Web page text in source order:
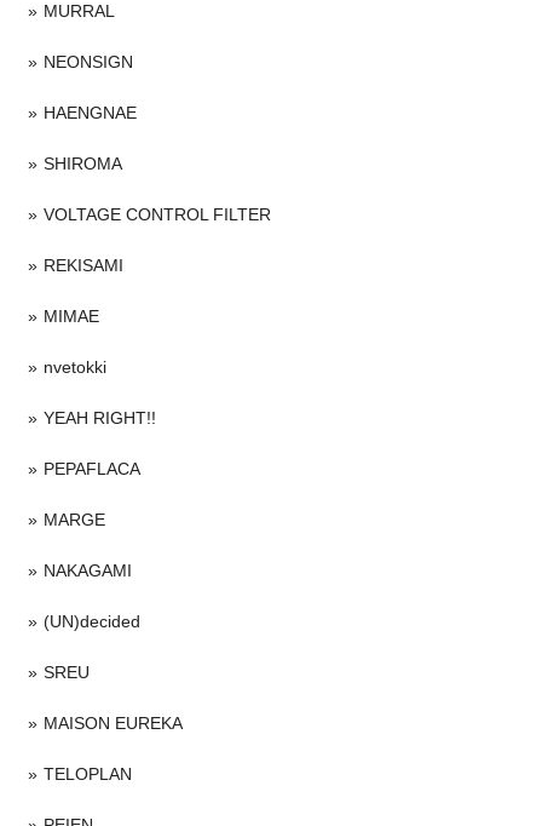
MURRAL
NEONSIGN
HAENGNAE
SHIROMA
VOLTAGE CONTROL FILTER
REKISAMI
MIMAE
nvetokki
YEAH RIGHT!!
PEPAFLACA
MARGE
NAKAGAMI
(UN)decided
SREU
MAISON EUREKA
TELOPLAN